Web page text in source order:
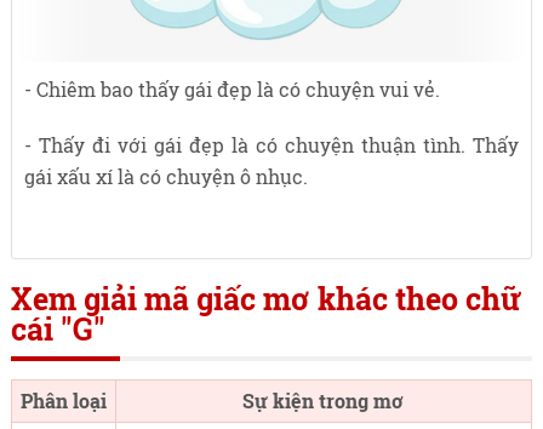
- Chiêm bao thấy gái đẹp là có chuyện vui vẻ.
- Thấy đi với gái đẹp là có chuyện thuận tình. Thấy
gái xấu xí là có chuyện ô nhục.
Xem giải mã giấc mơ khác theo chữ
cái "G"
Phân loại
Sự kiện trong mơ